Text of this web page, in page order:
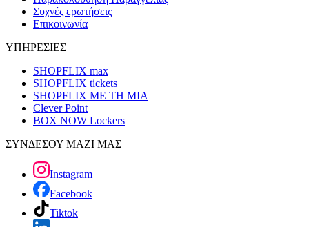
Συχνές ερωτήσεις
Επικοινωνία
ΥΠΗΡΕΣΙΕΣ
SHOPFLIX max
SHOPFLIX tickets
SHOPFLIX ΜΕ ΤΗ ΜΙΑ
Clever Point
BOX NOW Lockers
ΣΥΝΔΕΣΟΥ ΜΑΖΙ ΜΑΣ
Instagram
Facebook
Tiktok